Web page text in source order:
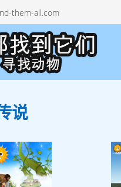
them-all.com
说